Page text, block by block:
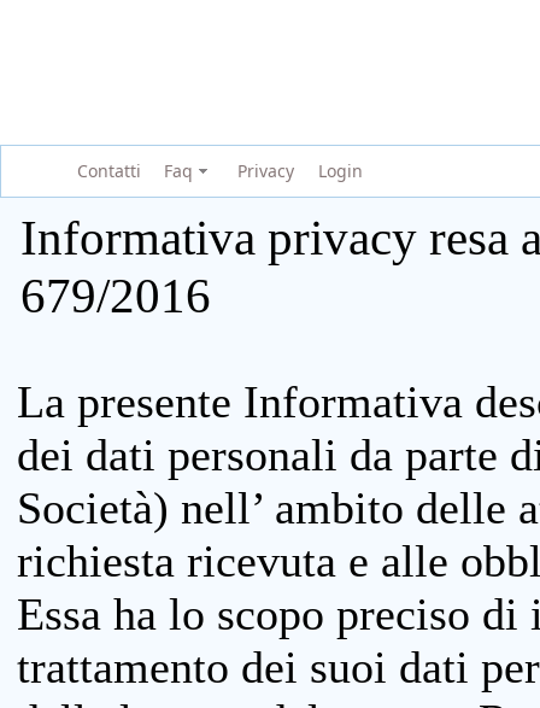
Contatti Faq Privacy Login
Informativa privacy resa
679/2016
La presente Informativa
dei dati personali da parte
Società) nell’ ambito delle
richiesta ricevuta e alle
Essa ha lo scopo preciso
trattamento dei suoi dati